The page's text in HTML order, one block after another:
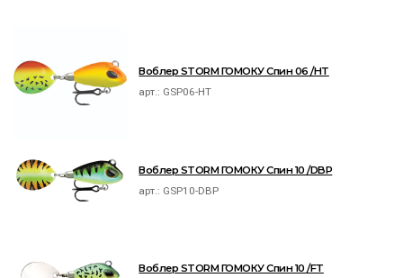
Воблер STORM ГОМОКУ Спин 06 /HT
арт.: GSP06-HT
Воблер STORM ГОМОКУ Спин 10 /DBP
арт.: GSP10-DBP
Воблер STORM ГОМОКУ Спин 10 /FT